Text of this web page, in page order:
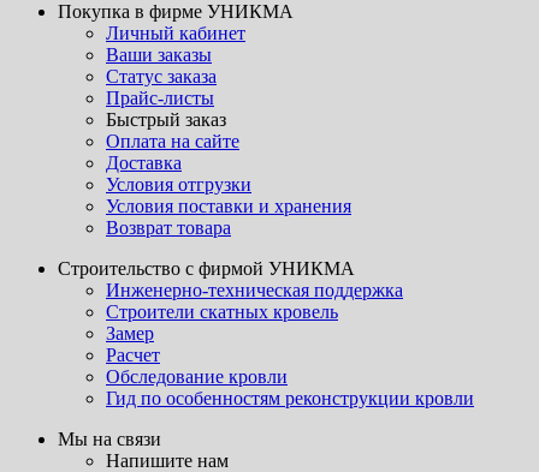
Покупка в фирме УНИКМА
Личный кабинет
Ваши заказы
Статус заказа
Прайс-листы
Быстрый заказ
Оплата на сайте
Доставка
Условия отгрузки
Условия поставки и хранения
Возврат товара
Строительство с фирмой УНИКМА
Инженерно-техническая поддержка
Строители скатных кровель
Замер
Расчет
Обследование кровли
Гид по особенностям реконструкции кровли
Мы на связи
Напишите нам